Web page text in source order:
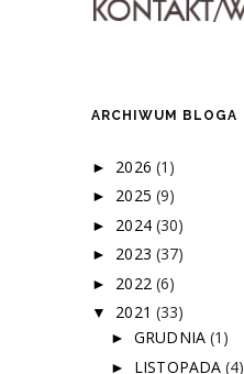
ARCHIWUM BLOGA
► 2026 (1)
► 2025 (9)
► 2024 (30)
► 2023 (37)
► 2022 (6)
▼ 2021 (33)
►GRUDNIA (1)
► LISTOPADA(4)